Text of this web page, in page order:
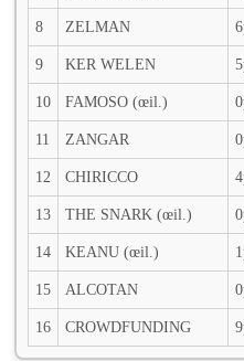
8 ZELMAN
9 KER WELEN
10 FAMOSO (œil.)
11 ZANGAR
12 CHIRICCO
13 THE SNARK (œil.)
14 KEANU (œil.)
15 ALCOTAN
16 CROWDFUNDING